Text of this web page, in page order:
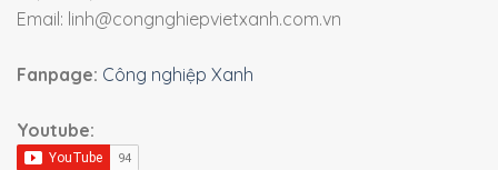
Email: linh@congnghiepvietxanh.com.vn
Fanpage: Công nghiệp Xanh
Youtube: